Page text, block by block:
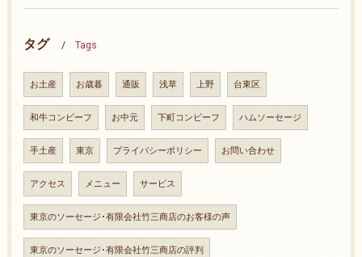
タグ Tags
お土産 お歳暮 通販 浅草 上野 台東区
和牛コンビーフ お中元 下町コンビーフ ハムソーセージ
手土産 東京 プライバシーポリシー お問い合わせ
アクセス メニュー サービス
東京のソーセージ･有限会社竹三商店のお客様の声
東京のソーセージ･有限会社竹三商店の評判